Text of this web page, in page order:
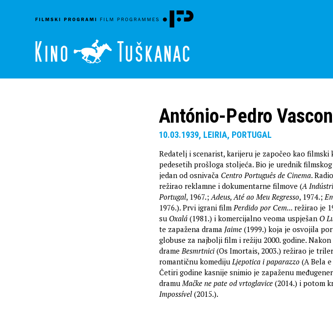
António-Pedro
10.03.1939, LEIRIA, PORTUGAL
Redatelj i scenarist, karijeru je započeo kao filmski
pedesetih prošloga stoljeća. Bio je urednik filmskog
jedan od osnivača Centro Português de Cinema.
režirao reklamne i dokumentarne filmove (A
Portugal, 1967.;Adeus, Até ao Meu Regresso, 1974.;
1976.). Prvi igrani filmPerdido por Cem... režirao je
su Oxalá (1981.) i komercijalno veoma uspješan O
te zapažena drama Jaime (1999.) koja je osvojila
globuse za najbolji film i režiju 2000. godine.
drameBesmrtnici (Os Imortais, 2003.) režirao je triler
romantičnu komedijuLjepotica i paparazzo (A Bela
Četiri godine kasnije snimio je zapaženu
dramuMačke ne pate od vrtoglavice (2014.) i potom
Impossível (2015.).